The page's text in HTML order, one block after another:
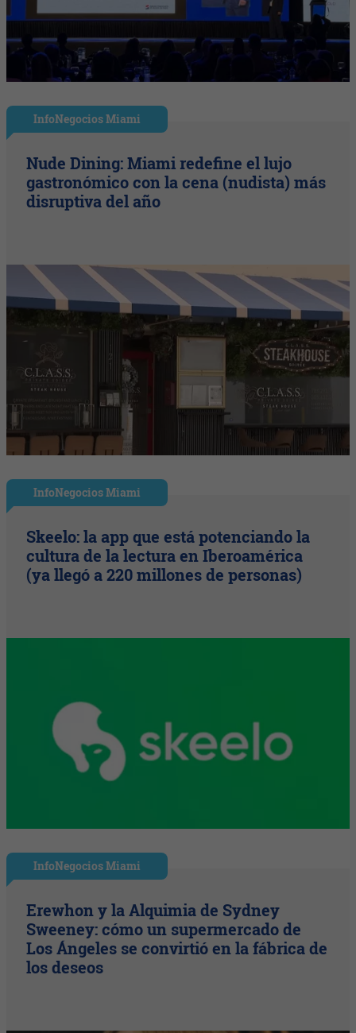
InfoNegocios Miami
Nude Dining: Miami redefine el lujo
gastronómico con la cena (nudista) más
disruptiva del año
InfoNegocios Miami
Skeelo: la app que está potenciando la
cultura de la lectura en Iberoamérica
(ya llegó a 220 millones de personas)
InfoNegocios Miami
Erewhon y la Alquimia de Sydney
Sweeney: cómo un supermercado de
Los Ángeles se convirtió en la fábrica de
los deseos